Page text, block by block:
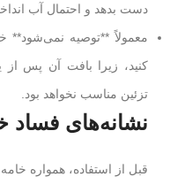
دست بدهد و احتمال آب
معمولاً **توصیه نمی‌شود**
کنید، زیرا بافت آن پس از
تزئین مناسب نخواهد بود.
نشانه‌های فساد
قبل از استفاده، همواره